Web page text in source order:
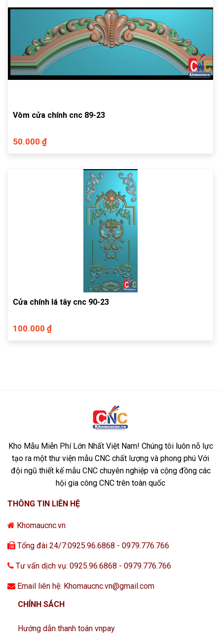
Vòm cửa chính cnc 89-23
50.000 ₫
Cửa chính lá tây cnc 90-23
100.000 ₫
Kho Mẫu Miễn Phí Lớn Nhất Việt Nam! Chúng tôi luôn nỗ lực
tạo ra một thư viện mẫu CNC chất lượng và phong phú Với
đội ngũ thiết kế mẫu CNC chuyên nghiệp và cộng đồng các
hội gia công CNC trên toàn quốc
THÔNG TIN LIÊN HỆ
Khomaucnc.vn
Tổng đài 24/7:0925.96.6868 - 0979.776.766
Tư vấn dịch vụ: 0925.96.6868 - 0979.776.766
Email liên hệ: Khomaucnc.vn@gmail.com
CHÍNH SÁCH
Hướng dẫn thanh toán vnpay